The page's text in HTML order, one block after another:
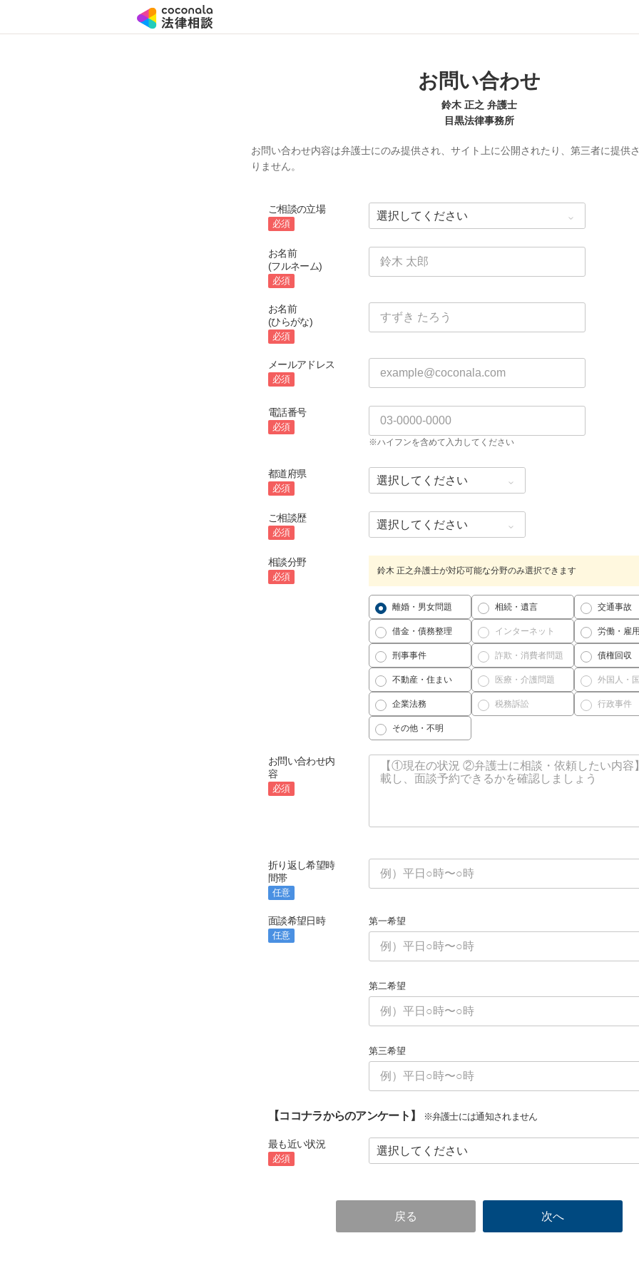
お問い合わせ
鈴木 正之 弁護士
目黒法律事務所
お問い合わせ内容は弁護士にのみ提供され、サイト上に公開されたり、第三者に提供
りません。
ご相談の立場
必須
お名前
(フルネーム)
必須
お名前
(ひらがな)
必須
メールアドレス
必須
電話番号
必須
※ハイフンを含めて入力してください
都道府県
必須
ご相談歴
必須
相談分野
必須
鈴木 正之弁護士が対応可能な分野のみ選択できます
離婚・男女問題 相続・遺言 交通事故
借金・債務整理 インターネット 労働・雇
刑事事件 詐欺・消費者問題 債権回収
不動産・住まい 医療・介護問題 外国人・
企業法務 税務訴訟 行政事件
その他・不明
お問い合わせ内
容
必須
折り返し希望時
間帯
任意
面談希望日時
任意
第一希望
第二希望
第三希望
【ココナラからのアンケート】 ※弁護士には通知されません
最も近い状況
必須